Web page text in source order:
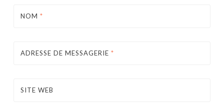
NOM *
ADRESSE DE MESSAGERIE *
SITE WEB